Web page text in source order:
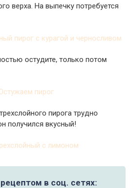
верха. На выпечку потребуется
остудите, только потом
пирога трудно
получился вкусный!
в соц. сетях: